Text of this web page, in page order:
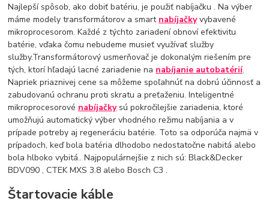
Najlepší spôsob, ako dobiť batériu, je použiť nabíjačku . Na výber
máme modely transformátorov a smart nabíjačkyvybavené
mikroprocesorom. Každé z týchto zariadení obnoví efektivitu
batérie, vďaka čomu nebudeme musieť využívať služby
služby.Transformátorový usmerňovač je dokonalým riešením pre
tých, ktorí hľadajú lacné zariadenie na nabíjanie autobatérií.
Napriek priaznivej cene sa môžeme spoľahnúť na dobrú účinnosť a
zabudovanú ochranu proti skratu a preťaženiu. Inteligentné
mikroprocesorové nabíjačkysú pokročilejšie zariadenia, ktoré
umožňujú automatický výber vhodného režimu nabíjania a v
prípade potreby aj regeneráciu batérie. Toto sa odporúča najmä v
prípadoch, keď bola batéria dlhodobo nedostatočne nabitá alebo
bola hlboko vybitá.. Najpopulárnejšie z nich sú: Black&Decker
BDV090 , CTEK MXS 3.8 alebo Bosch C3 .
Štartovacie káble